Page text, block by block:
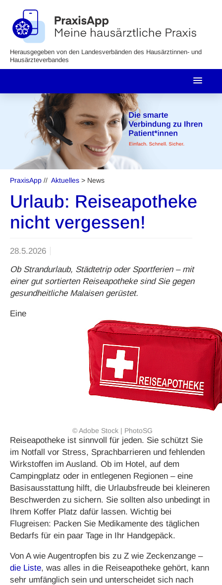
Herausgegeben von den Landesverbänden des Hausärztinnen- und
Hausärzteverbandes
PraxisApp // Aktuelles > News
Urlaub: Reiseapotheke
nicht vergessen!
28.5.2026
Ob Strandurlaub, Städtetrip oder Sportferien – mit
einer gut sortierten Reiseapotheke sind Sie gegen
gesundheitliche Malaisen gerüstet.
© Adobe Stock | PhotoSG
Eine
Reiseapotheke ist sinnvoll für jeden. Sie schützt Sie
im Notfall vor Stress, Sprachbarrieren und fehlenden
Wirkstoffen im Ausland. Ob im Hotel, auf dem
Campingplatz oder in entlegenen Regionen – eine
Basisausstattung hilft, die Urlaubsfreude bei kleineren
Beschwerden zu sichern. Sie sollten also unbedingt in
Ihrem Koffer Platz dafür lassen. Wichtig bei
Flugreisen: Packen Sie Medikamente des täglichen
Bedarfs für ein paar Tage in Ihr Handgepäck.
Von A wie Augentropfen bis zu Z wie Zeckenzange –
die Liste, was alles in die Reiseapotheke gehört, kann
sehr umfänglich sein und unterscheidet sich nach